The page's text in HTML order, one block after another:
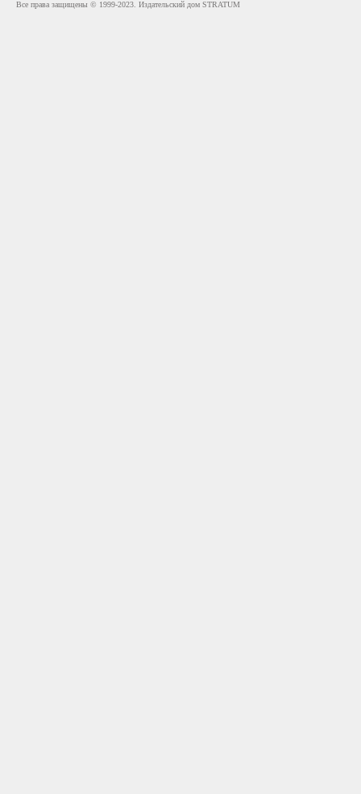
Все права защищены © 1999-2023. Издательский дом STRATUM